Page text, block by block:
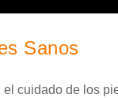
Sanos
el cuidado de los